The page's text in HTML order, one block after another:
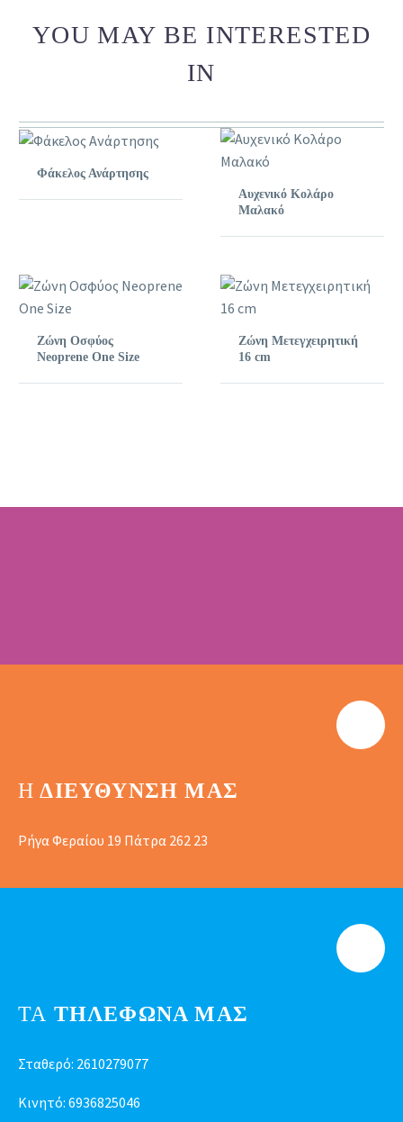
YOU MAY BE INTERESTED
IN
Φάκελος Ανάρτησης
Αυχενικό Κολάρο
Μαλακό
Ζώνη Οσφύος
Neoprene One Size
Ζώνη Μετεγχειρητική
16 cm
Η ΔΙΕΎΘΥΝΣΗ ΜΑΣ
Ρήγα Φεραίου 19 Πάτρα 262 23
ΤΑ ΤΗΛΕΦΩΝΑ ΜΑΣ
Σταθερό: 2610279077
Κινητό: 6936825046